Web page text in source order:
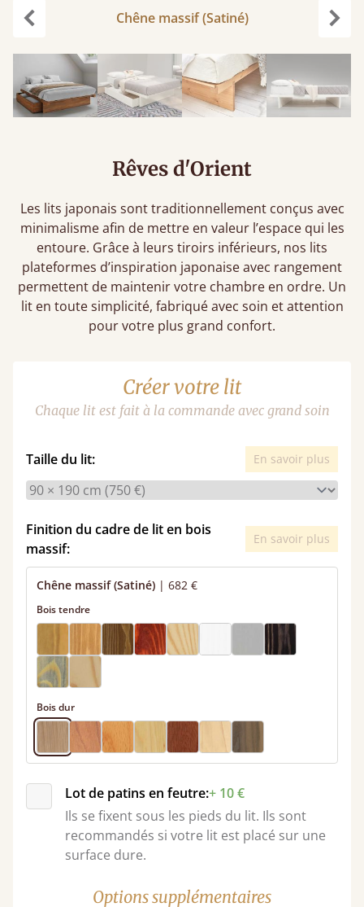
Chêne massif (Satiné)
Rêves d'Orient
Les lits japonais sont traditionnellement conçus avec
minimalisme afin de mettre en valeur l’espace qui les
entoure. Grâce à leurs tiroirs inférieurs, nos lits
plateformes d’inspiration japonaise avec rangement
permettent de maintenir votre chambre en ordre. Un
lit en toute simplicité, fabriqué avec soin et attention
pour votre plus grand confort.
Créer votre lit
Chaque lit est fait à la commande avec grand soin
Taille du lit: En savoir plus
Finition du cadre de lit en bois
massif:
En savoir plus
Chêne massif (Satiné) | 682 €
Bois tendre
Bois dur
Lot de patins en feutre:+ 10 €
Ils se fixent sous les pieds du lit. Ils sont
recommandés si votre lit est placé sur une
surface dure.
Options supplémentaires